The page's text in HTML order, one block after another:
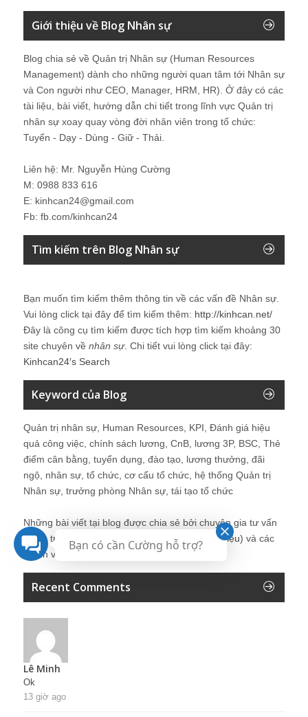
Giới thiệu về Blog Nhân sự
Blog chia sẻ về Quản trị Nhân sự (Human Resources
Management) dành cho những người quan tâm tới Nhân sự
và Con người như CEO, Manager, HRM, HR). Ở đây có các
tài liệu, bài viết, hướng dẫn chi tiết trong lĩnh vực Quản trị
nhân sự xoay quay vòng đời nhân viên trong tổ chức:
Tuyển - Dạy - Dùng - Giữ - Thải.
Liên hệ: Mr. Nguyễn Hùng Cường
M: 0988 833 616
E: kinhcan24@gmail.com
Fb: fb.com/kinhcan24
Tìm kiếm trên Blog Nhân sự
Bạn muốn tìm kiếm thêm thông tin về các vấn đề Nhân sự.
Vui lòng click tại đây để tìm kiếm thêm: http://kinhcan.net/
Đây là công cụ tìm kiếm được tích hợp tìm kiếm khoảng 30
site chuyên về nhân sự. Chi tiết vui lòng click tại đây:
Kinhcan24′s Search
Keyword của Blog
Quản trị nhân sự, Human Resources, KPI, Đánh giá hiệu
quả công việc, chính sách lương, CnB, lương 3P, BSC, Thẻ
điểm cân bằng, tuyển dụng, đào tạo, lương thưởng, đãi
ngộ, nhân sự, tổ chức, cơ cấu tổ chức, hệ thống Quản trị
Nhân sự, trưởng phòng Nhân sự, tái tạo tổ chức
Những bài viết tại blog được chia sẻ bởi chuyên gia tư vấn
Quản trị Nhân sự Nguyễn Hùng Cường (giới thiệu) và các
thành viên khác trong cộng đồng Nhân sự.
Recent Comments
Lê Minh
Ok
13 giờ ago
Bạn có cần Cường hỗ trợ?